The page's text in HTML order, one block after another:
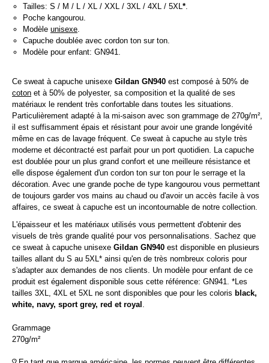
Tailles: S / M / L / XL / XXL / 3XL / 4XL / 5XL*.
Poche kangourou.
Modèle unisexe.
Capuche doublée avec cordon ton sur ton.
Modèle pour enfant: GN941.
Ce sweat à capuche unisexe Gildan GN940 est composé à 50% de
coton et à 50% de polyester, sa composition et la qualité de ses
matériaux le rendent très confortable dans toutes les situations.
Particulièrement adapté à la mi-saison avec son grammage de 270g/m²,
il est suffisamment épais et résistant pour avoir une grande longévité
même en cas de lavage fréquent. Ce sweat à capuche au style très
moderne et décontracté est parfait pour un port quotidien. La capuche
est doublée pour un plus grand confort et une meilleure résistance et
elle dispose également d'un cordon ton sur ton pour le serrage et la
décoration. Avec une grande poche de type kangourou vous permettant
de toujours garder vos mains au chaud ou d'avoir un accès facile à vos
affaires, ce sweat à capuche est un incontournable de notre collection.
L'épaisseur et les matériaux utilisés vous permettent d'obtenir des
visuels de très grande qualité pour vos personnalisations. Sachez que
ce sweat à capuche unisexe Gildan GN940 est disponible en plusieurs
tailles allant du S au 5XL* ainsi qu'en de très nombreux coloris pour
s'adapter aux demandes de nos clients. Un modèle pour enfant de ce
produit est également disponible sous cette référence: GN941. *Les
tailles 3XL, 4XL et 5XL ne sont disponibles que pour les coloris black,
white, navy, sport grey, red et royal .
Grammage
270g/m²